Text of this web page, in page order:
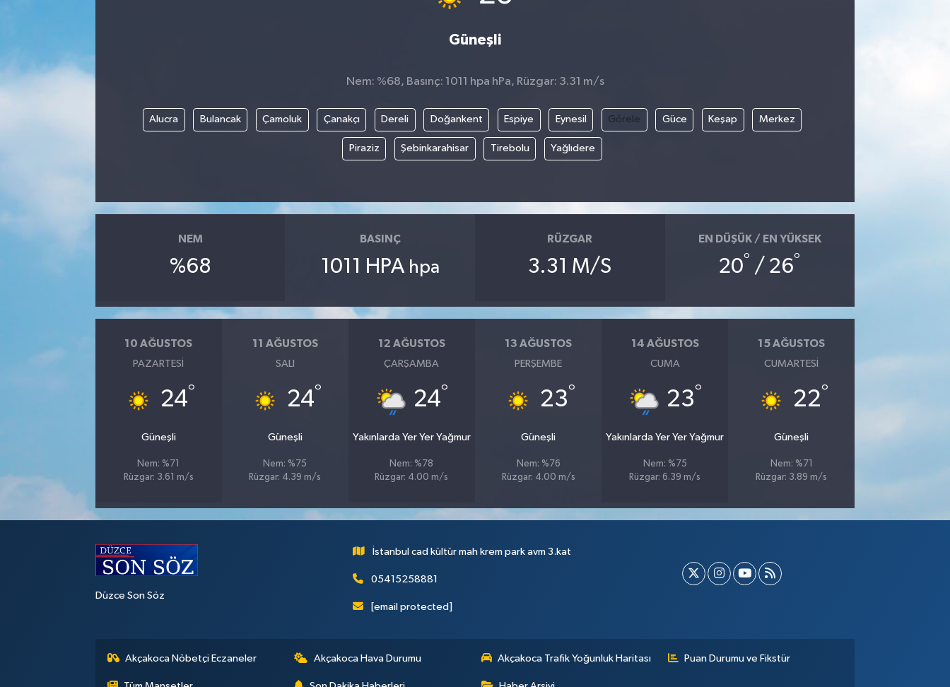
Güneşli
Nem: %68, Basınç: 1011 hpa hPa, Rüzgar: 3.31 m/s
Alucra Bulancak Çamoluk Çanakçı Dereli Doğankent Espiye Eynesil Görele Güce Keşap Merkez
Piraziz Şebinkarahisar Tirebolu Yağlıdere
NEM
%68
BASINÇ
1011 HPA hpa
RÜZGAR
3.31 M/S
EN DÜŞÜK / EN YÜKSEK
20° / 26°
10 AĞUSTOS
PAZARTESI
24°
Güneşli
Nem: %71
Rüzgar: 3.61 m/s
11 AĞUSTOS
SALI
24°
Güneşli
Nem: %75
Rüzgar: 4.39 m/s
12 AĞUSTOS
ÇARŞAMBA
24°
Yakınlarda Yer Yer Yağmur
Nem: %78
Rüzgar: 4.00 m/s
13 AĞUSTOS
PERŞEMBE
23°
Güneşli
Nem: %76
Rüzgar: 4.00 m/s
14 AĞUSTOS
CUMA
23°
Yakınlarda Yer Yer Yağmur
Nem: %75
Rüzgar: 6.39 m/s
15 AĞUSTOS
CUMARTESI
22°
Güneşli
Nem: %71
Rüzgar: 3.89 m/s
Düzce Son Söz
İstanbul cad kültür mah krem park avm 3.kat
05415258881
[email protected]
Akçakoca Nöbetçi Eczaneler Akçakoca Hava Durumu Akçakoca Trafik Yoğunluk Haritası Puan Durumu ve Fikstür